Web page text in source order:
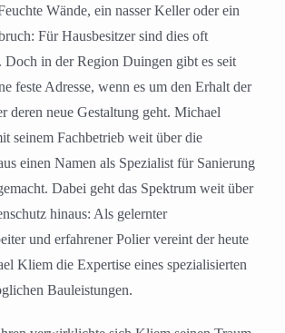
Wände, ein nasser Keller oder ein
Für Hausbesitzer sind dies oft
Doch in der Region Duingen gibt es seit
feste Adresse, wenn es um den Erhalt der
deren neue Gestaltung geht. Michael
seinem Fachbetrieb weit über die
einen Namen als Spezialist für Sanierung
Dabei geht das Spektrum weit über
hinaus: Als gelernter
und erfahrener Polier vereint der heute
Kliem die Expertise eines spezialisierten
Bauleistungen.